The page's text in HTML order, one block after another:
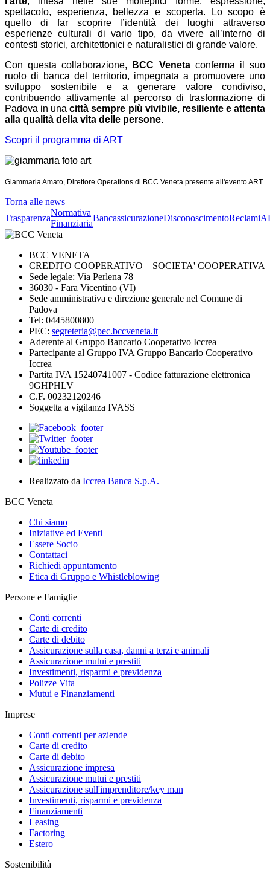
spettacolo, esperienza, bellezza e scoperta. Lo scopo è
quello di far scoprire l’identità dei luoghi attraverso
esperienze culturali di vario tipo, da vivere all’interno di
contesti storici, architettonici e naturalistici di grande valore.
Con questa collaborazione,
BCC Venetaconferma il suo
ruolo di banca del territorio, impegnata a promuovere uno
sviluppo sostenibile e a generare valore condiviso,
contribuendo attivamente al percorso di trasformazione di
Padova in unacittà sempre più vivibile, resiliente e attenta
alla qualità della vita delle persone.
Scopri il programma di ART
Giammaria Amato, Direttore Operations di BCC Veneta presente all'evento ART
Torna alle news
Trasparenza
Normativa
Finanziaria
BancassicurazioneDisconoscimentoReclami
BCC VENETA
CREDITO COOPERATIVO – SOCIETA' COOPERATIVA
Sede legale: Via Perlena 78
36030 - Fara Vicentino (VI)
Sede amministrativa e direzione generale nel Comune di
Padova
Tel: 0445800800
PEC: segreteria@pec.bccveneta.it
Aderente al Gruppo Bancario Cooperativo Iccrea
Partecipante al Gruppo IVA Gruppo Bancario Cooperativo
Iccrea
Partita IVA 15240741007 - Codice fatturazione elettronica
9GHPHLV
C.F. 00232120246
Soggetta a vigilanza IVASS
Realizzato da Iccrea Banca S.p.A.
BCC Veneta
Chi siamo
Iniziative ed Eventi
Essere Socio
Contattaci
Richiedi appuntamento
Etica di Gruppo e Whistleblowing
Persone e Famiglie
Conti correnti
Carte di credito
Carte di debito
Assicurazione sulla casa, danni a terzi e animali
Assicurazione mutui e prestiti
Investimenti, risparmi e previdenza
Polizze Vita
Mutui e Finanziamenti
Imprese
Conti correnti per aziende
Carte di credito
Carte di debito
Assicurazione impresa
Assicurazione mutui e prestiti
Assicurazione sull'imprenditore/key man
Investimenti, risparmi e previdenza
Finanziamenti
Leasing
Factoring
Estero
Sostenibilità